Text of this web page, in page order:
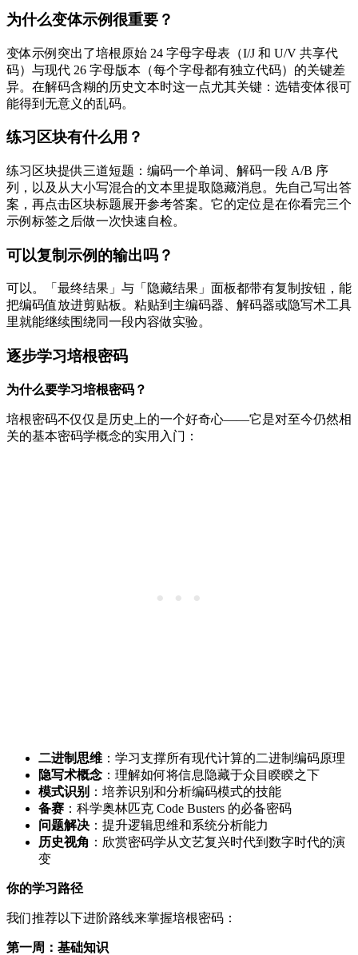
为什么变体示例很重要？
变体示例突出了培根原始 24 字母字母表（I/J 和 U/V 共享代
码）与现代 26 字母版本（每个字母都有独立代码）的关键差
异。在解码含糊的历史文本时这一点尤其关键：选错变体很可
能得到无意义的乱码。
练习区块有什么用？
练习区块提供三道短题：编码一个单词、解码一段 A/B 序
列，以及从大小写混合的文本里提取隐藏消息。先自己写出答
案，再点击区块标题展开参考答案。它的定位是在你看完三个
示例标签之后做一次快速自检。
可以复制示例的输出吗？
可以。「最终结果」与「隐藏结果」面板都带有复制按钮，能
把编码值放进剪贴板。粘贴到主编码器、解码器或隐写术工具
里就能继续围绕同一段内容做实验。
逐步学习培根密码
为什么要学习培根密码？
培根密码不仅仅是历史上的一个好奇心——它是对至今仍然相
关的基本密码学概念的实用入门：
二进制思维 ：学习支撑所有现代计算的二进制编码原理
隐写术概念 ：理解如何将信息隐藏于众目睽睽之下
模式识别 ：培养识别和分析编码模式的技能
备赛 ：科学奥林匹克 Code Busters 的必备密码
问题解决 ：提升逻辑思维和系统分析能力
历史视角 ：欣赏密码学从文艺复兴时代到数字时代的演
变
你的学习路径
我们推荐以下进阶路线来掌握培根密码：
第一周：基础知识